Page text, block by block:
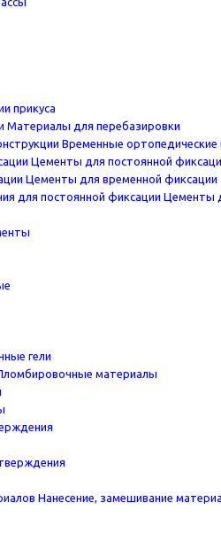
прикуса
Материалы для перебазировки
Временные ортопедические
Цементы для постоянной
Цементы для временной фиксации
Цементы
гели
материалы
Нанесение, замешивание